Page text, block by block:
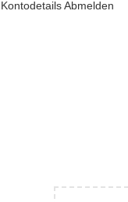
KontodetailsAbmelden